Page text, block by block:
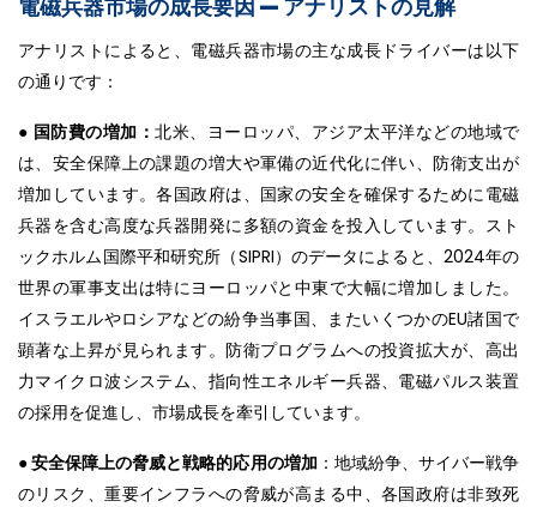
電磁兵器市場の成長要因 — アナリストの見解
アナリストによると、電磁兵器市場の主な成長ドライバーは以下
の通りです：
● 国防費の増加：北米、ヨーロッパ、アジア太平洋などの地域で
は、安全保障上の課題の増大や軍備の近代化に伴い、防衛支出が
増加しています。各国政府は、国家の安全を確保するために電磁
兵器を含む高度な兵器開発に多額の資金を投入しています。スト
ックホルム国際平和研究所（SIPRI）のデータによると、2024年の
世界の軍事支出は特にヨーロッパと中東で大幅に増加しました。
イスラエルやロシアなどの紛争当事国、またいくつかのEU諸国で
顕著な上昇が見られます。防衛プログラムへの投資拡大が、高出
力マイクロ波システム、指向性エネルギー兵器、電磁パルス装置
の採用を促進し、市場成長を牽引しています。
●安全保障上の脅威と戦略的応用の増加：地域紛争、サイバー戦争
のリスク、重要インフラへの脅威が高まる中、各国政府は非致死